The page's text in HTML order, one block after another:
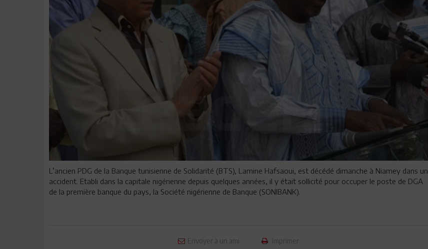
L’ancien PDG de la Banque tunisienne de Solidarité (BTS), Lamine Hafsaoui, est décédé dimanche à Niamey dans un
accident. Etabli dans la capitale nigérienne depuis quelques années, il y était sollicité pour occuper le poste de DGA
de la première banque du pays, la Société nigérienne de Banque (SONIBANK).
Envoyer à un ami Imprimer